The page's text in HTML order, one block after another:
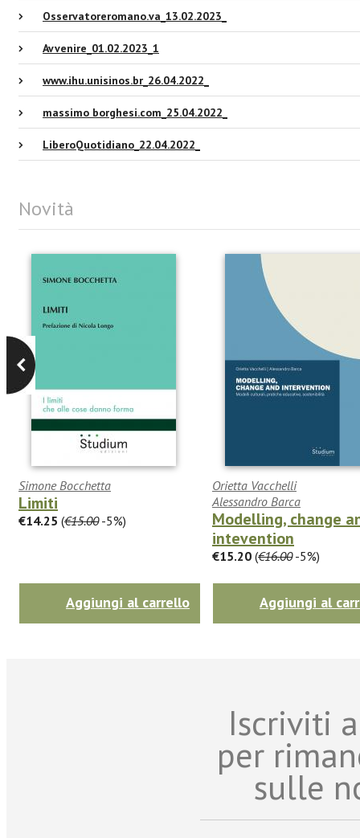
Osservatoreromano.va_13.02.2023_
Avvenire_01.02.2023_1
www.ihu.unisinos.br_26.04.2022_
massimo borghesi.com_25.04.2022_
LiberoQuotidiano_22.04.2022_
Novità
Simone Bocchetta
Limiti
€14.25 (€15.00-5%)
Aggiungi al carrello
Orietta Vacchelli
Alessandro Barca
Modelling, change
intevention
€15.20 (€16.00-5%)
Aggiungi al
Iscriviti
per
sulle